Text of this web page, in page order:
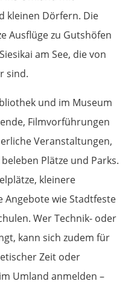
kleinen Dörfern. Die
Ausflüge zu Gutshöfen
am See, die von
sind.
und im Museum
Filmvorführungen
Veranstaltungen,
Plätze und Parks.
kleinere
Angebote wie Stadtfeste
Wer Technik- oder
kann sich zudem für
Zeit oder
Umland anmelden –